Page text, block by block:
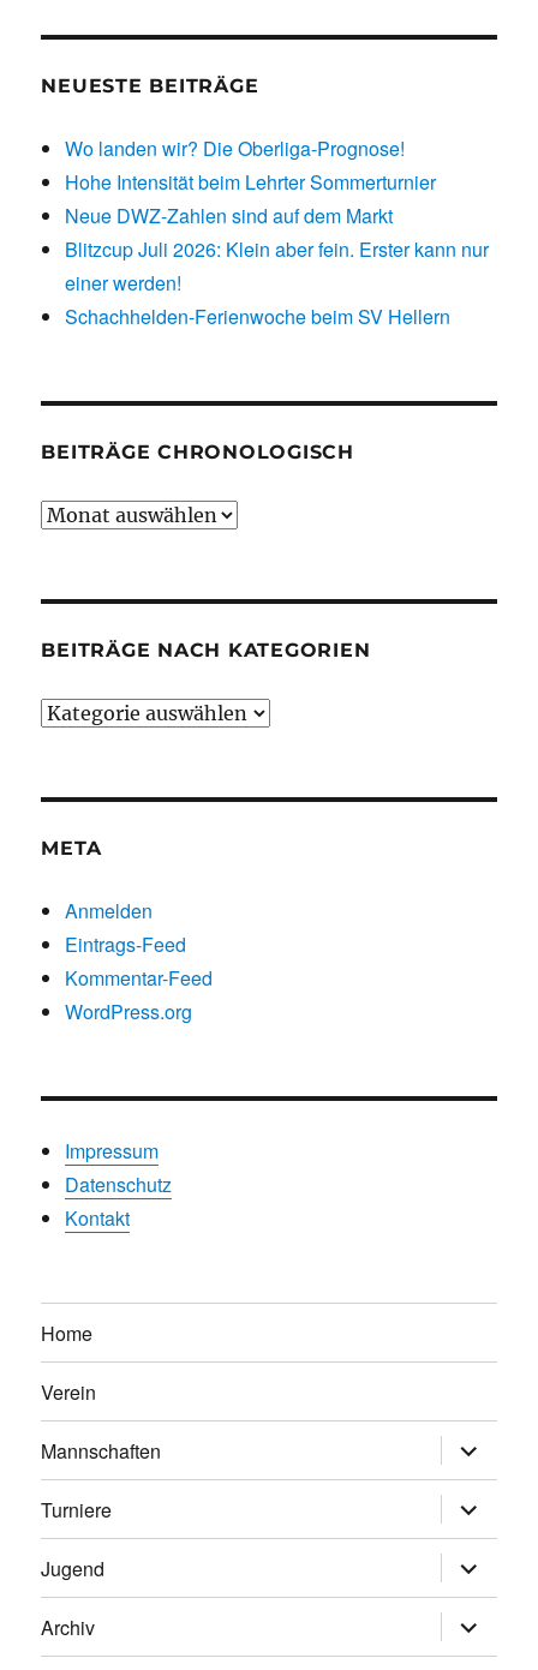
NEUESTE BEITRÄGE
Wo landen wir? Die Oberliga-Prognose!
Hohe Intensität beim Lehrter Sommerturnier
Neue DWZ-Zahlen sind auf dem Markt
Blitzcup Juli 2026: Klein aber fein. Erster kann nur
einer werden!
Schachhelden-Ferienwoche beim SV Hellern
BEITRÄGE CHRONOLOGISCH
Beiträge
BEITRÄGE NACH KATEGORIEN
Beiträge
META
Anmelden
Eintrags-Feed
Kommentar-Feed
WordPress.org
Impressum
Datenschutz
Kontakt
Home
Verein
Mannschaften
anzeigen
Turniere
anzeigen
Jugend
anzeigen
Archiv
anzeigen